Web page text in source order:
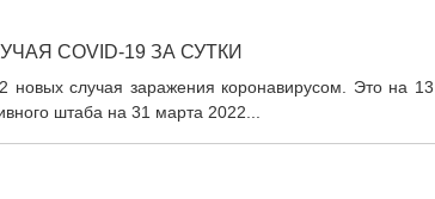
COVID-19 ЗА СУТКИ
новых случая заражения коронавирусом. Это на 13
штаба на 31 марта 2022...